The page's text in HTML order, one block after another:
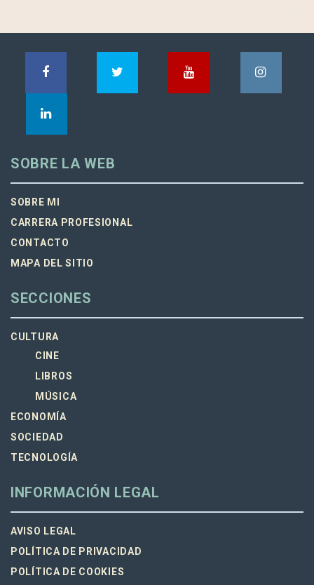
SOBRE LA WEB
SOBRE MI
CARRERA PROFESIONAL
CONTACTO
MAPA DEL SITIO
SECCIONES
CULTURA
CINE
LIBROS
MÚSICA
ECONOMÍA
SOCIEDAD
TECNOLOGÍA
INFORMACIÓN LEGAL
AVISO LEGAL
POLÍTICA DE PRIVACIDAD
POLÍTICA DE COOKIES